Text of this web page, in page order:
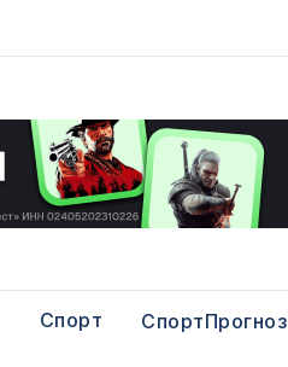
Спорт СпортПрогноз